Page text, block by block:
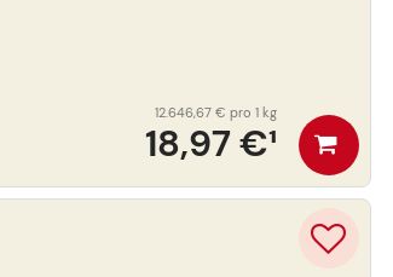
18,97 €¹
12.646,67 € pro 1 kg